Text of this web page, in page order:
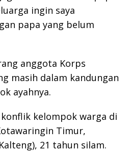
ingin saya
papa yang belum
anggota Korps
masih dalam kandungan
ayahnya.
kelompok warga di
Timur,
21 tahun silam.